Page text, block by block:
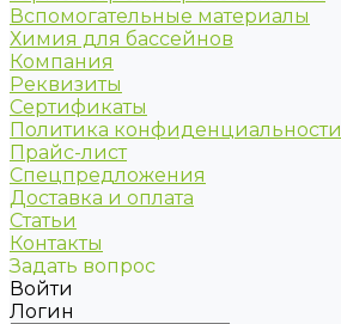
Вспомогательные материалы
Химия для бассейнов
Компания
Реквизиты
Сертификаты
Политика конфиденциальности
Прайс-лист
Спецпредложения
Доставка и оплата
Статьи
Контакты
Задать вопрос
Войти
Логин